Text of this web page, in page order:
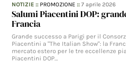
NOTIZIE :: PROMOZIONE ::7 aprile 2026
Salumi Piacentini DOP:
Francia
Grande successo a Parigi per il
Piacentini a "The Italian Show": la
mercato estero per le tre eccellenze
Piacentini DOP…